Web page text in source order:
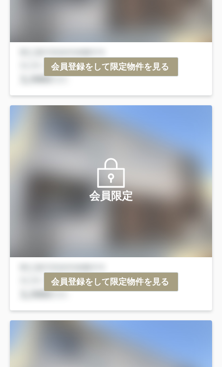
会員登録をして限定物件を見る
会員限定
会員登録をして限定物件を見る